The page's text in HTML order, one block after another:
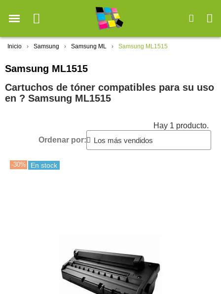
Inicio Samsung Samsung ML Samsung ML1515
Samsung ML1515
Cartuchos de tóner compatibles para su uso
en ?️ Samsung ML1515
Hay 1 producto.
Ordenar por:
-30% En stock